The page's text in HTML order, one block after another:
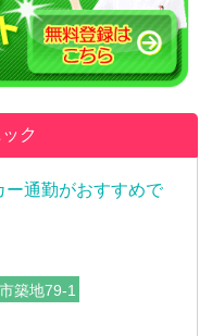
ク
通勤がおすすめで
築地79-1